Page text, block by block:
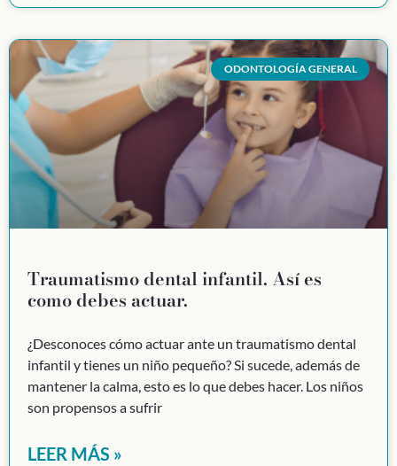
ODONTOLOGÍA GENERAL
Traumatismo dental infantil. Así es
como debes actuar.
¿Desconoces cómo actuar ante un traumatismo dental
infantil y tienes un niño pequeño? Si sucede, además de
mantener la calma, esto es lo que debes hacer. Los niños
son propensos a sufrir
LEER MÁS »